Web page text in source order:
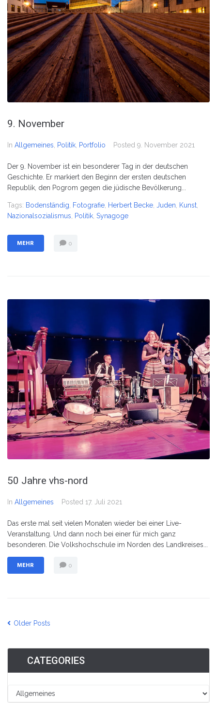
9. November
In Allgemeines Politik Portfolio Posted 9. November 2021
Der 9. November ist ein besonderer Tag in der deutschen
Geschichte. Er markiert den Beginn der ersten deutschen
Republik, den Pogrom gegen die jüdische Bevölkerung...
Tags: Bodenständig Fotografie Herbert Becke Juden Kunst
Nazionalsozialismus
Politik Synagoge
MEHR 0
50 Jahre vhs-nord
In Allgemeines Posted 17. Juli 2021
Das erste mal seit vielen Monaten wieder bei einer Live-
Veranstaltung. Und dann noch bei einer für mich ganz
besonderen. Die Volkshochschule im Norden des Landkreises...
MEHR 0
Older Posts
CATEGORIES